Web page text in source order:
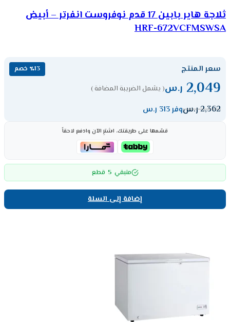
ثلاجة هاير بابين 17 قدم نوفروست انفرتر – أبيض
HRF-672VCFMSWSA
سعر المنتج ٪13 خصم
2,049 ر.س( يشمل الضريبة المضافة )
2,362ر.سوفر 313 ر.س
قسّمها على طريقتك، اشترِ الآن وادفع لاحقاً
متبقي 5 قطع
إضافة إلى السلة